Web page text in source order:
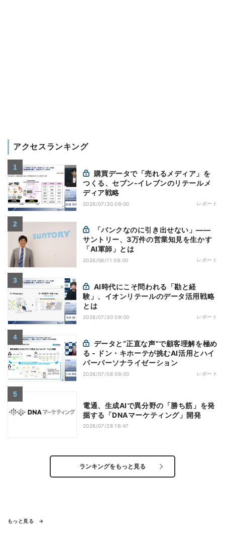
アクセスランキング
つくる、セブン-イレブンのリテールメ
ディア戦略
2026/07/30 09:00 レポート
サントリー、3万件の営業知見を生かす
「AI軍師」とは
2026/06/11 09:00 レポート
験」、イオンリテールのデータ活用戦略
とは
2026/07/30 09:00 レポート
る - ドン・キホーテが挑むAI活用とハイ
パーパーソナライゼーション
2026/07/08 09:00 レポート
電通、生成AIで異分野の「勝ち筋」を発
掘する「DNAマーケティング」開発
2026/07/28 16:47
ランキングをもっと見る
もっと見る